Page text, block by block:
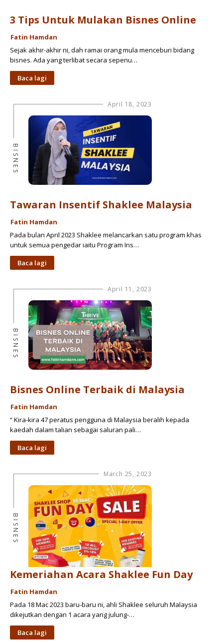
3 Tips Untuk Mulakan Bisnes Online
Fatin Hamdan
Sejak akhir-akhir ni, dah ramai orang mula menceburi bidang
bisnes. Ada yang terlibat secara sepenu…
Baca lagi
April 18, 2023
BISNES
Tawaran Insentif Shaklee Malaysia
Fatin Hamdan
Pada bulan April 2023 Shaklee melancarkan satu program khas
untuk semua pengedar iaitu Program Ins…
Baca lagi
April 11, 2023
BISNES
Bisnes Online Terbaik di Malaysia
Fatin Hamdan
“ Kira-kira 47 peratus pengguna di Malaysia beralih kepada
kaedah dalam talian sebagai saluran pali…
Baca lagi
March 25, 2023
BISNES
Kemeriahan Acara Shaklee Fun Day
Fatin Hamdan
Pada 18 Mac 2023 baru-baru ni, ahli Shaklee seluruh Malaysia
dikejutkan dengan 1 acara yang julung-…
Baca lagi